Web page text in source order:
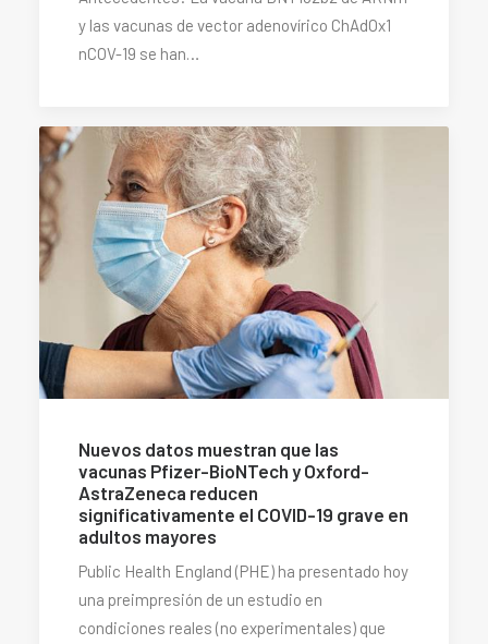
y las vacunas de vector adenovírico ChAdOx1
nCOV-19 se han…
Nuevos datos muestran que las
vacunas Pfizer-BioNTech y Oxford-
AstraZeneca reducen
significativamente el COVID-19 grave en
adultos mayores
Public Health England (PHE) ha presentado hoy
una preimpresión de un estudio en
condiciones reales (no experimentales) que